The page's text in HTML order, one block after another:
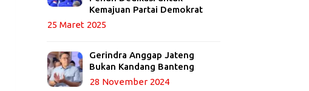
Kemajuan Partai Demokrat
25 Maret 2025
Gerindra Anggap Jateng
Bukan Kandang Banteng
28 November 2024